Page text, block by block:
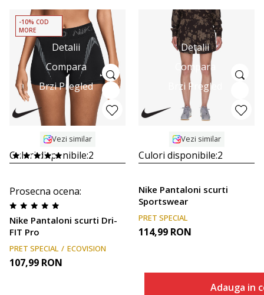
Detalii
Compara
Brzi Pregled
-10% COD
MORE
Vezi similar
Culori disponibile:2
Prosecna ocena:
Nike Pantaloni scurti Dri-
FIT Pro
PRET SPECIAL ECOVISION
107,99 RON
Detalii
Compara
Brzi Pregled
Vezi similar
Culori disponibile:2
Nike Pantaloni scurti
Sportswear
PRET SPECIAL
114,99 RON
Adauga in